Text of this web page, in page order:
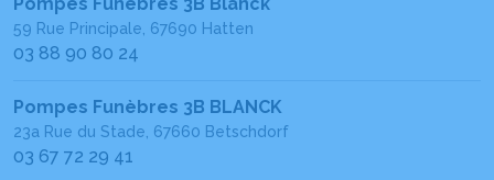
59 Rue Principale, 67690 Hatten
03 88 90 80 24
Pompes Funèbres 3B BLANCK
23a Rue du Stade, 67660 Betschdorf
03 67 72 29 41